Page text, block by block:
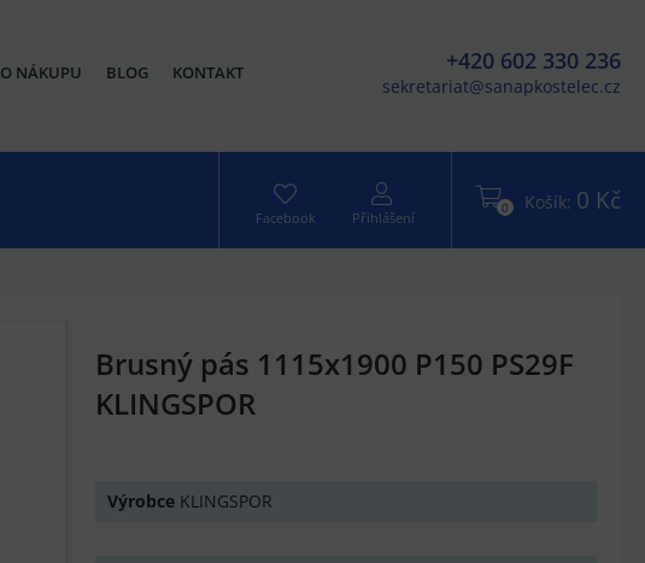
+420 602 330 236
sekretariat@sanapkostelec.cz
O NÁKUPU BLOG KONTAKT
0 Košík: 0 Kč
Facebook Přihlášení
Brusný pás 1115x1900 P150 PS29F
KLINGSPOR
Výrobce KLINGSPOR